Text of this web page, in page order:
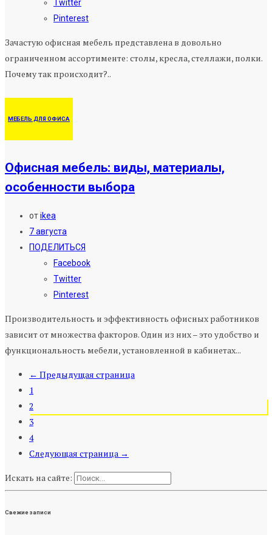
Twitter
Pinterest
Зачастую офисная мебель представлена в довольно
ограниченном ассортименте: столы, кресла, стеллажи, полки.
Почему так происходит?..
МЕБЕЛЬ ДЛЯ ОФИСА
Офисная мебель: виды, материалы,
особенности выбора
отikea
7 августа
ПОДЕЛИТЬСЯ
Facebook
Twitter
Pinterest
Производительность и эффективность офисных работников
зависит от множества факторов. Один из них – это удобство и
функциональность мебели, установленной в кабинетах...
← Предыдущая страница
1
2
3
4
Следующая страница →
Искать на сайте:
Свежие записи